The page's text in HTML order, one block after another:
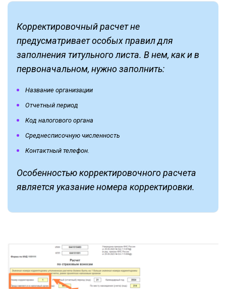
Корректировочный расчет не
предусматривает особых правил для
заполнения титульного листа. В нем, как и в
первоначальном, нужно заполнить:
Название организации
Отчетный период
Код налогового органа
Среднесписочную численность
Контактный телефон.
Особенностью корректировочного расчета
является указание номера корректировки.